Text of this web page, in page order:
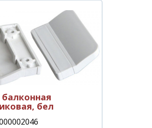
балконная
бел